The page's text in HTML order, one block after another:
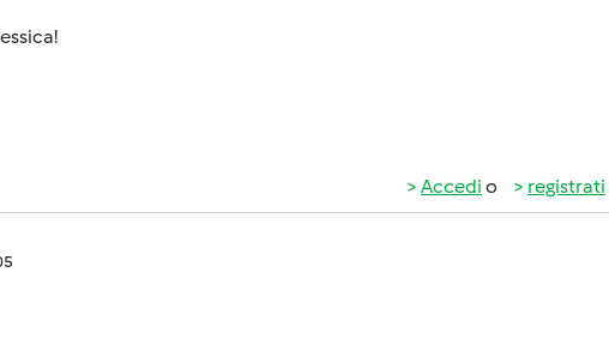
Accedi o registrati